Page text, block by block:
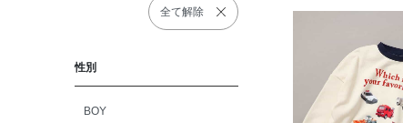
全て解除
性別
BOY